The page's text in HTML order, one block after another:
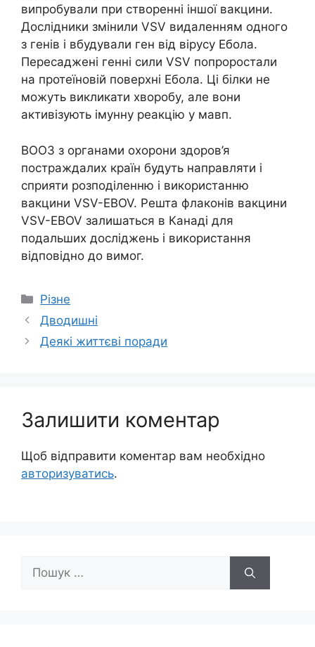
випробували при створенні іншої вакцини.
Дослідники змінили VSV видаленням одного
з генів і вбудували ген від вірусу Ебола.
Пересаджені генні сили VSV попроростали
на протеїновій поверхні Ебола. Ці білки не
можуть викликати хворобу, але вони
активізують імунну реакцію у мавп.
ВООЗ з органами охорони здоров’я
постраждалих країн будуть направляти і
сприяти розподіленню і використанню
вакцини VSV-EBOV. Решта флаконів вакцини
VSV-EBOV залишаться в Канаді для
подальших досліджень і використання
відповідно до вимог.
Категорії
Різне
Дводишні
Деякі життєві поради
Залишити коментар
Щоб відправити коментар вам необхідно
авторизуватись.
Пошук: